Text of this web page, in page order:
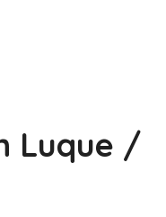
Luque /